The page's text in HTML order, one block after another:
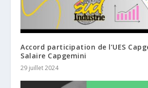
Accord participation de l’UES
Salaire Capgemini
29 juillet 2024